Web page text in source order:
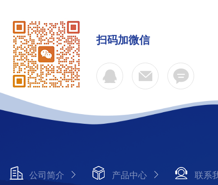
扫码加微信
公司简介 产品中心 联系